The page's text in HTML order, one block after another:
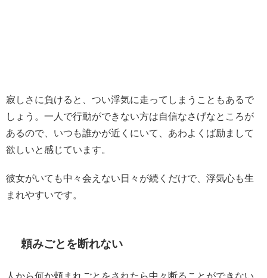
寂しさに負けると、つい浮気に走ってしまうこともあるで
しょう。一人で行動ができない方は自信なさげなところが
あるので、いつも誰かが近くにいて、あわよくば励まして
欲しいと感じています。
彼女がいても中々会えない日々が続くだけで、浮気心も生
まれやすいです。
頼みごとを断れない
人から何か頼まれごとをされたら中々断ることができない